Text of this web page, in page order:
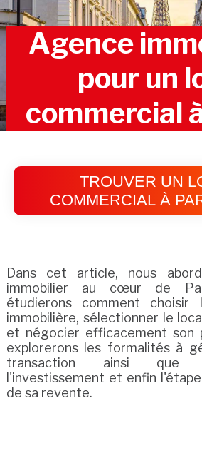
Agence
pour un
commercial
TROUVER UN
COMMERCIAL À
Dans cet article, nous
immobilier au cœur de
étudierons comment choisir
immobilière, sélectionner le
et négocier efficacement son
explorerons les formalités à
transaction ainsi que
l'investissement et enfin
de sa revente.